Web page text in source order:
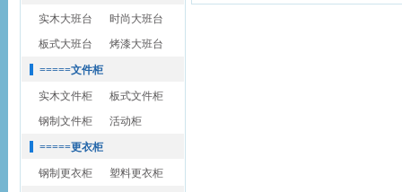
实木大班台
时尚大班台
板式大班台
烤漆大班台
=====文件柜
实木文件柜
板式文件柜
钢制文件柜
活动柜
=====更衣柜
钢制更衣柜 塑料更衣柜